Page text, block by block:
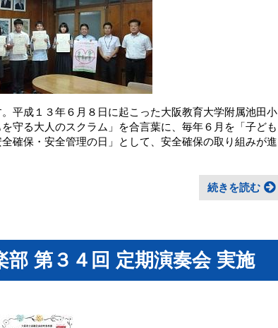
平成１３年６月８日に起こった大阪教育大学附属池田小
守る大人のスクラム」を合言葉に、毎年６月を「子ども
確保・安全管理の日」として、安全確保の取り組みが進
続きを読む
部 第３４回 定期演奏会 実施